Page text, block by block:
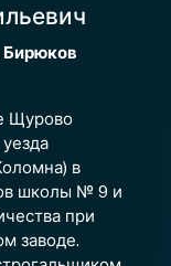
Бирюков
Щурово
в
школы № 9 и
при
заводе.